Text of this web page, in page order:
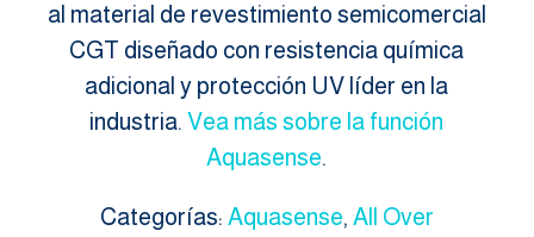
al material de revestimiento semicomercial
CGT diseñado con resistencia química
adicional y protección UV líder en la
industria.Vea más sobre la función
Aquasense.
Categorías: Aquasense, All Over